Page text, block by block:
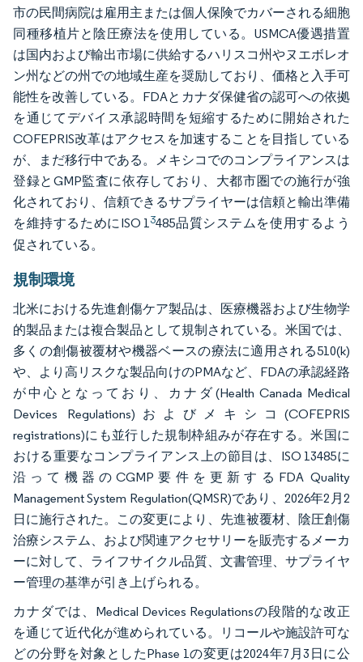
市の民間病院は雇用主または個人保険でカバーされる細胞
同種移植片と陰圧療法を使用している。USMCA優遇措置
は国内および輸出市場に供給するハリスコ州やヌエボレオ
ン州などの州での地域生産を奨励しており、価格と入手可
能性を改善している。FDAとカナダ保健省の認可への依拠
を通じてデバイス承認時間を短縮するために開始された
COFEPRIS改革はアクセスを加速することを目指している
が、まだ移行中である。メキシコでのコンプライアンスは
登録とGMP監査に依存しており、大都市圏での施行が強
化されており、信頼できるサプライヤーは信頼と輸出準備
を維持するためにISO 13485品質システムを使用するよう
促されている。
規制環境
北米における先進創傷ケア製品は、医療機器および生物学
的製品または複合製品として規制されている。米国では、
多くの創傷被覆材や機器ベースの療法に適用される510(k)
や、より高リスクな製品向けのPMAなど、FDAの承認経路
が中心となっており、カナダ(Health Canada Medical
Devices Regulations)およびメキシコ(COFEPRIS
registrations)にも並行した規制枠組みが存在する。米国に
おける重要なコンプライアンス上の節目は、ISO 13485に
沿って機器のCGMP要件を更新するFDA Quality
Management System Regulation(QMSR)であり、2026年2月2
日に施行された。この変更により、先進被覆材、陰圧創傷
治療システム、および関連アクセサリーを販売するメーカ
ーに対して、ライフサイクル品質、文書管理、サプライヤ
ー管理の基準が引き上げられる。
カナダでは、Medical Devices Regulationsの段階的な改正
を通じて近代化が進められている。リコールや施設許可な
どの分野を対象としたPhase 1の変更は2024年7月3日に公